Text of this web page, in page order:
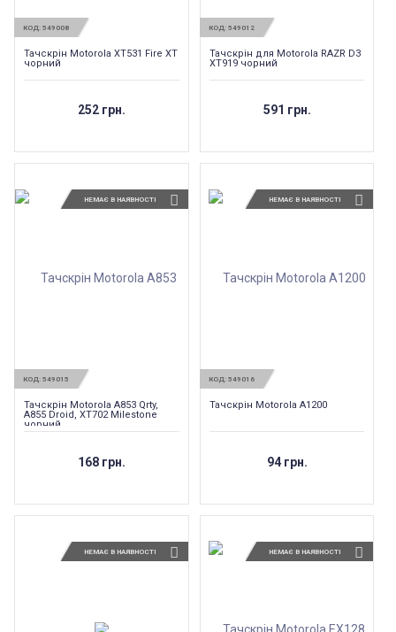
КОД: 549008
Тачскрін Motorola XT531 Fire XT
чорний
252 грн.
КОД: 549012
Тачскрін для Motorola RAZR D3
XT919 чорний
591 грн.
НЕМАЄ В НАЯВНОСТІ
КОД: 549015
Тачскрін Motorola A853 Qrty,
A855 Droid, XT702 Milestone
чорний
168 грн.
НЕМАЄ В НАЯВНОСТІ
КОД: 549016
Тачскрін Motorola A1200
94 грн.
НЕМАЄ В НАЯВНОСТІ НЕМАЄ В НАЯВНОСТІ